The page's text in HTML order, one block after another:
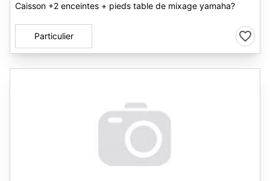
Caisson +2 enceintes + pieds table de mixage yamaha?
Particulier